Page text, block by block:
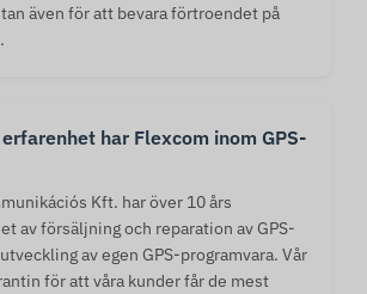
även för att bevara förtroendet på
har Flexcom inom GPS-
Kft. har över 10 års
av försäljning och reparation av GPS-
av egen GPS-programvara. Vår
för att våra kunder får de mest